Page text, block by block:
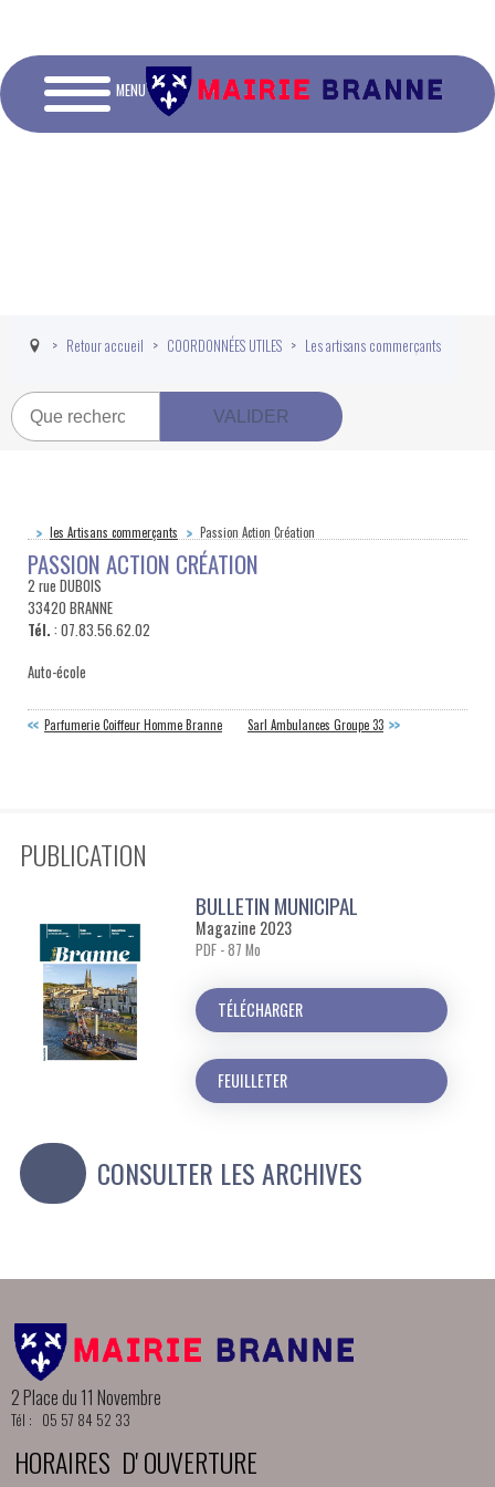
MENU
Retour accueil COORDONNÉES UTILES Les artisans commerçants
Recherche
VALIDER
les Artisans commerçants Passion Action Création
PASSION ACTION CRÉATION
2 rue DUBOIS
33420 BRANNE
Tél. : 07.83.56.62.02
Auto-école
Parfumerie Coiffeur Homme Branne Sarl Ambulances Groupe 33
PUBLICATION
BULLETIN MUNICIPAL
Magazine 2023
PDF - 87 Mo
TÉLÉCHARGER
FEUILLETER
CONSULTER LES ARCHIVES
2 Place du 11 Novembre
Tél : 05 57 84 52 33
HORAIRES D' OUVERTURE